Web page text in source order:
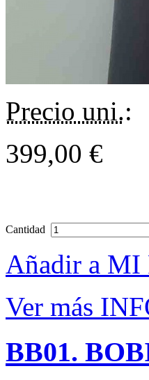
Precio uni.:
399,00 €
Cantidad
Añadir a MI
Ver más
BB01.